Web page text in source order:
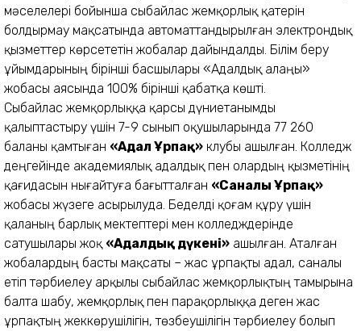
мәселелері бойынша сыбайлас жемқорлық қатерін
болдырмау мақсатында автоматтандырылған электрондық
қызметтер көрсететін жобалар дайындалды. Білім беру
ұйымдарының бірінші басшылары «Адалдық алаңы»
жобасы аясында 100% бірінші қабатқа көшті.
Сыбайлас жемқорлыққа қарсы дүниетанымды
қалыптастыру үшін 7-9 сынып оқушыларында 77 260
баланы қамтыған «Адал Ұрпақ» клубы ашылған. Колледж
деңгейінде академиялық адалдық пен олардың қызметінің
қағидасын нығайтуға бағытталған «Саналы Ұрпақ»
жобасы жүзеге асырылуда. Беделді қоғам құру үшін
қаланың барлық мектептері мен колледждерінде
сатушылары жоқ «Адалдық дүкені» ашылған. Аталған
жобалардың басты мақсаты – жас ұрпақты адал, саналы
етіп тәрбиелеу арқылы сыбайлас жемқорлықтың тамырына
балта шабу, жемқорлық пен парақорлыққа деген жас
ұрпақтың жеккөрушілігін, төзбеушілігін тәрбиелеу болып